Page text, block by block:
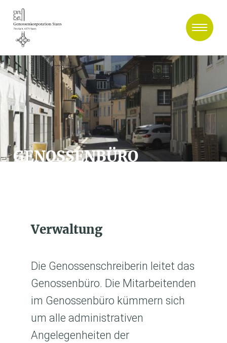
GENOSSENBÜRO
Verwaltung
Die Genossenschreiberin leitet das
Genossenbüro. Die Mitarbeitenden
im Genossenbüro kümmern sich
um alle administrativen
Angelegenheiten der